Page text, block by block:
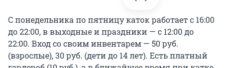
С понедельника по пятницу каток работает с 16:00
до 22:00, в выходные и праздники — с 12:00 до
22:00. Вход со своим инвентарем — 50 руб.
(взрослые), 30 руб. (дети до 14 лет). Есть платный